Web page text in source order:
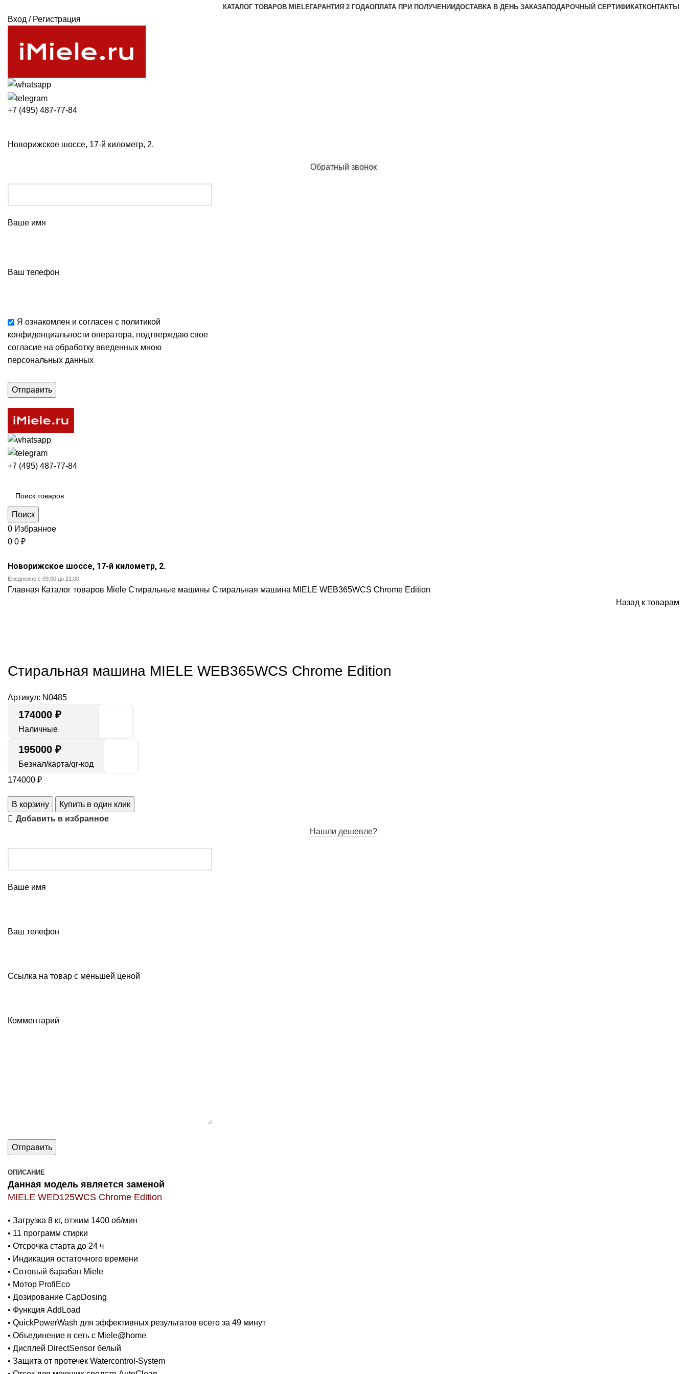
КАТАЛОГ ТОВАРОВ MIELEГАРАНТИЯ 2 ГОДАОПЛАТА ПРИ ПОЛУЧЕНИИДОСТАВКА В ДЕНЬ ЗАКАЗАПОДАРОЧНЫЙ СЕРТИФИКАТКОНТАКТЫ
Вход / Регистрация
+7 (495) 487-77-84
Новорижское шоссе, 17-й километр, 2.
Обратный звонок
Ваше имя
Ваш телефон
Я ознакомлен и согласен с политикой
конфиденциальности оператора, подтверждаю свое
согласие на обработку введенных мною
персональных данных
+7 (495) 487-77-84
Поиск
0 Избранное
0 0 ₽
Новорижское шоссе, 17-й километр, 2.
Ежедневно с 09:00 до 21:00
Главная Каталог товаров Miele Стиральные машины Стиральная машина MIELE WEB365WCS Chrome Edition
Назад к товарам
Стиральная машина MIELE WEB365WCS Chrome Edition
Артикул: N0485
174000 ₽
Наличные
195000 ₽
Безнал/карта/qr-код
174000 ₽
В корзину
Купить в один клик
Добавить в избранное
Нашли дешевле?
Ваше имя
Ваш телефон
Ссылка на товар с меньшей ценой
Комментарий
ОПИСАНИЕ
Данная модель является заменой
MIELE WED125WCS Chrome Edition
• Загрузка 8 кг, отжим 1400 об/мин
• 11 программ стирки
• Отсрочка старта до 24 ч
• Индикация остаточного времени
• Сотовый барабан Miele
• Мотор ProfiEco
• Дозирование CapDosing
• Функция AddLoad
• QuickPowerWash для эффективных результатов всего за 49 минут
• Объединение в сеть с Miele@home
• Дисплей DirectSensor белый
• Защита от протечек Watercontrol-System